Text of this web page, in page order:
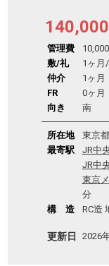
140,000
管理費
敷/礼
1ヶ月 /
仲介
1ヶ月
FR
0ヶ月
向き
南
所在地 東京都
最寄駅
JR中
JR中
東京
分
構 造
RC造
更新日 2026